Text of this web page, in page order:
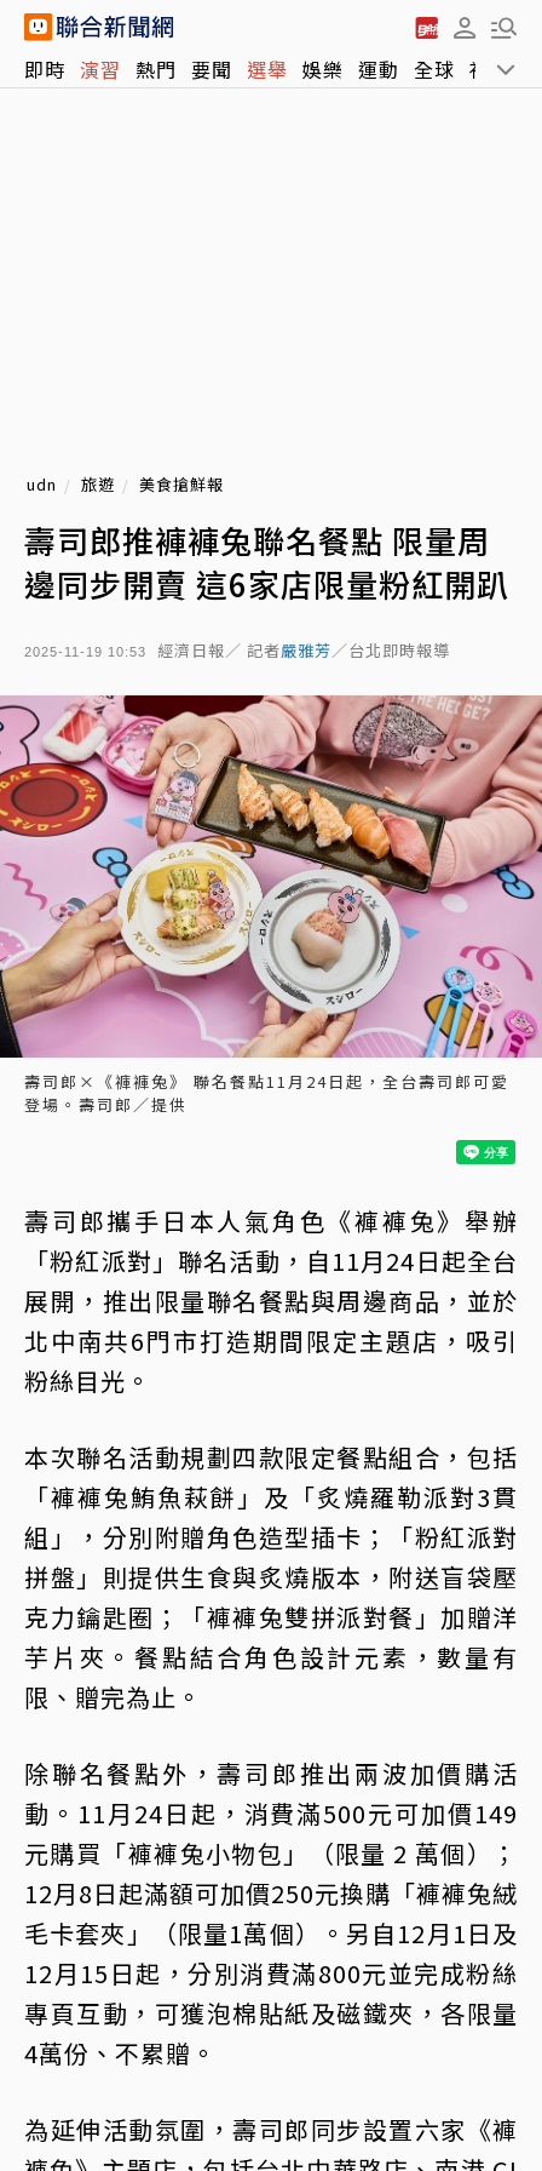
即時 演習 熱門 要聞 選舉 娛樂 運動 全球 社會
udn 旅遊 美食搶鮮報
壽司郎推褲褲兔聯名餐點 限量周
邊同步開賣 這6家店限量粉紅開趴
2025-11-19 10:53 經濟日報／ 記者嚴雅芳／台北即時報導
壽司郎×《褲褲兔》 聯名餐點11月24日起，全台壽司郎可愛
登場。壽司郎／提供
壽司郎攜手日本人氣角色《褲褲兔》舉辦
「粉紅派對」聯名活動，自11月24日起全台
展開，推出限量聯名餐點與周邊商品，並於
北中南共6門市打造期間限定主題店，吸引
粉絲目光。
本次聯名活動規劃四款限定餐點組合，包括
「褲褲兔鮪魚萩餅」及「炙燒羅勒派對3貫
組」，分別附贈角色造型插卡；「粉紅派對
拼盤」則提供生食與炙燒版本，附送盲袋壓
克力鑰匙圈；「褲褲兔雙拼派對餐」加贈洋
芋片夾。餐點結合角色設計元素，數量有
限、贈完為止。
除聯名餐點外，壽司郎推出兩波加價購活
動。11月24日起，消費滿500元可加價149
元購買「褲褲兔小物包」（限量 2 萬個）；
12月8日起滿額可加價250元換購「褲褲兔絨
毛卡套夾」（限量1萬個）。另自12月1日及
12月15日起，分別消費滿800元並完成粉絲
專頁互動，可獲泡棉貼紙及磁鐵夾，各限量
4萬份、不累贈。
為延伸活動氛圍，壽司郎同步設置六家《褲